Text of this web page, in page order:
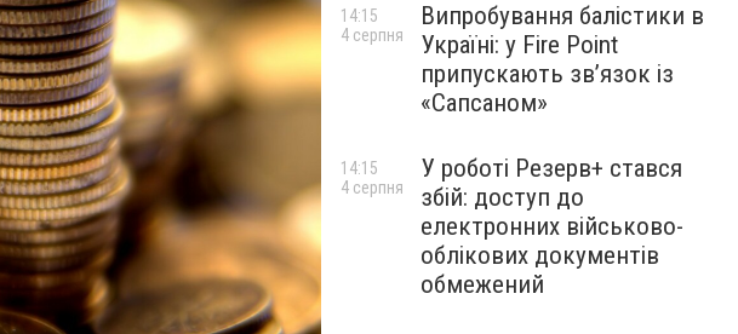
Випробування балістики в
Україні: у Fire Point
припускають зв’язок із
«Сапсаном»
14:15
4 серпня
У роботі Резерв+ стався
збій: доступ до
електронних військово-
облікових документів
обмежений
14:15
4 серпня